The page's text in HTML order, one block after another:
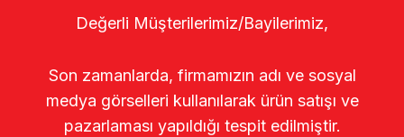
Değerli Müşterilerimiz/Bayilerimiz,
Son zamanlarda, firmamızın adı ve sosyal
medya görselleri kullanılarak ürün satışı ve
pazarlaması yapıldığı tespit edilmiştir.